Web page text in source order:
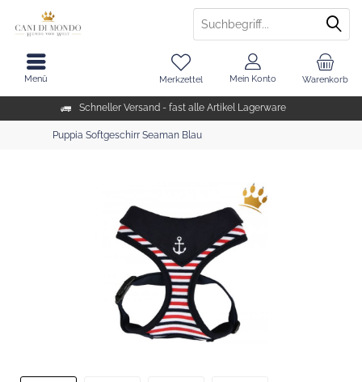
Schneller Versand - fast alle Artikel Lagerware
Warenkorb
Merkzettel Mein Konto
Menü
Puppia Softgeschirr Seaman Blau